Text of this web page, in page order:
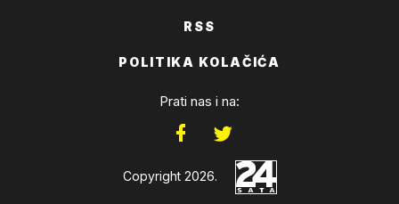
RSS
POLITIKA KOLAČIĆA
Prati nas i na:
Copyright 2026.